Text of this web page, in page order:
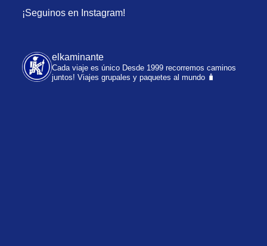
¡Seguinos en Instagram!
elkaminante
Cada viaje es único Desde 1999 recorremos caminos
juntos! Viajes grupales y paquetes al mundo 🧳